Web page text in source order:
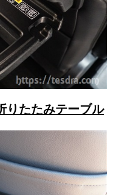
りたたみテーブル